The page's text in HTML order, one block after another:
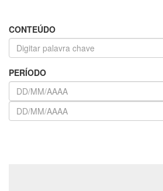
CONTEÚDO
PERÍODO